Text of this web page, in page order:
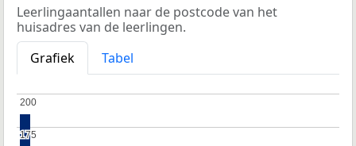
Leerlingaantallen naar de postcode van het
huisadres van de leerlingen.
Grafiek
Tabel
175
175
200
200